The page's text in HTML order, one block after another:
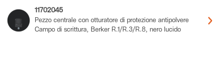
11702045
Pezzo centrale con otturatore di protezione antipolvere
Campo di scrittura, Berker R.1/R.3/R.8, nero lucido